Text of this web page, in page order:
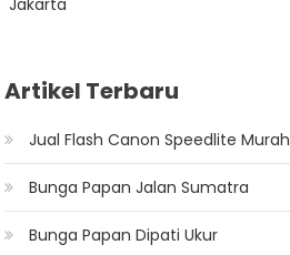
Artikel Terbaru
Jual Flash Canon Speedlite Murah
Bunga Papan Jalan Sumatra
Bunga Papan Dipati Ukur